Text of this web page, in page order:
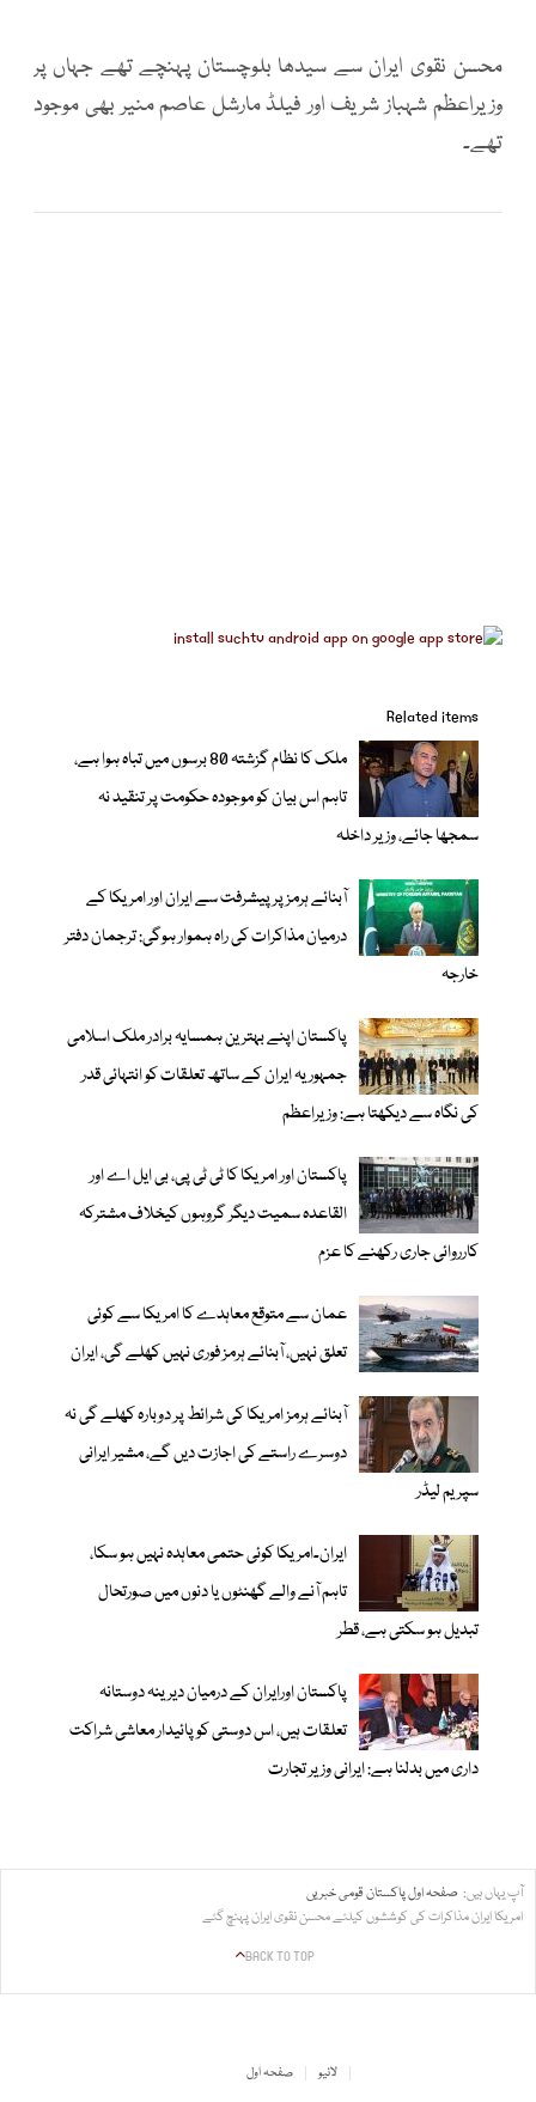
محسن نقوی ایران سے سیدھا بلوچستان پہنچے تھے جہاں پر
وزیراعظم شہباز شریف اور فیلڈ مارشل عاصم منیر بھی موجود
تھے۔
Related items
ملک کا نظام گزشتہ 80 برسوں میں تباہ ہوا ہے،
تاہم اس بیان کو موجودہ حکومت پر تنقید نہ
سمجھا جائے، وزیر داخلہ
آبنائے ہرمز پر پیشرفت سے ایران اور امریکا کے
درمیان مذاکرات کی راہ ہموار ہوگی: ترجمان دفتر
خارجہ
پاکستان اپنے بہترین ہمسایہ برادر ملک اسلامی
جمہوریہ ایران کے ساتھ تعلقات کو انتہائی قدر
کی نگاہ سے دیکھتا ہے: وزیراعظم
پاکستان اور امریکا کا ٹی ٹی پی، بی ایل اے اور
القاعدہ سمیت دیگر گروہوں کیخلاف مشترکہ
کارروائی جاری رکھنے کا عزم
عمان سے متوقع معاہدے کا امریکا سے کوئی
تعلق نہیں، آبنائے ہرمز فوری نہیں کھلے گی، ایران
آبنائے ہرمز امریکا کی شرائط پر دوبارہ کھلے گی نہ
دوسرے راستے کی اجازت دیں گے، مشیر ایرانی
سپریم لیڈر
ایران۔امریکا کوئی حتمی معاہدہ نہیں ہو سکا،
تاہم آنے والے گھنٹوں یا دنوں میں صورتحال
تبدیل ہو سکتی ہے، قطر
پاکستان اورایران کے درمیان دیرینہ دوستانہ
تعلقات ہیں، اس دوستی کوپائیدار معاشی شراکت
داری میں بدلنا ہے: ایرانی وزیر تجارت
آپ یہاں ہیں: صفحہ اولپاکستانقومی خبریں
امریکا ایران مذاکرات کی کوششوں کیلئے محسن نقوی ایران پہنچ گئے
BACK TO TOP
صفحہ اول لائیو